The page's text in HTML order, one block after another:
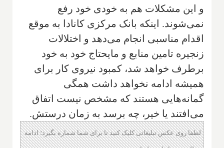
و این مشکلات هم به خودی خود رفع
نمی‌شوند. اینکه بانک مرکزی کانادا به موقع
اقدام مناسبی انجام می‌دهد و اختلالات
زنجیره تامین منابع و مایحتاج خود به خود
برطرف خواهد شد، کمبود نیروی کار برای
همیشه ادامه نخواهد داشت همگی
گمانه‌هایی هستند که مشخص نیست اتفاق
می‌افتند یا خیر، چه برسد به زمان درستش.
لطفا روی عکس تبلیغاتی کلیک کنید تا برای شما شماره بگیرد؛ ادامه